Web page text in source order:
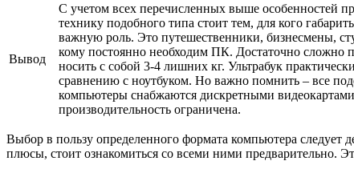
Вывод
С учетом всех перечисленных выше особенностей
технику подобного типа стоит тем, для кого
важную роль. Это путешественники, бизнесмены,
кому постоянно необходим ПК. Достаточно сложно
носить с собой 3-4 лишних кг. Ультрабук
сравнению с ноутбуком. Но важно помнить – все
компьютеры снабжаются дискретными
производительность ограничена.
Выбор в пользу определенного формата компьютера
плюсы, стоит ознакомиться со всеми ними предварительно.